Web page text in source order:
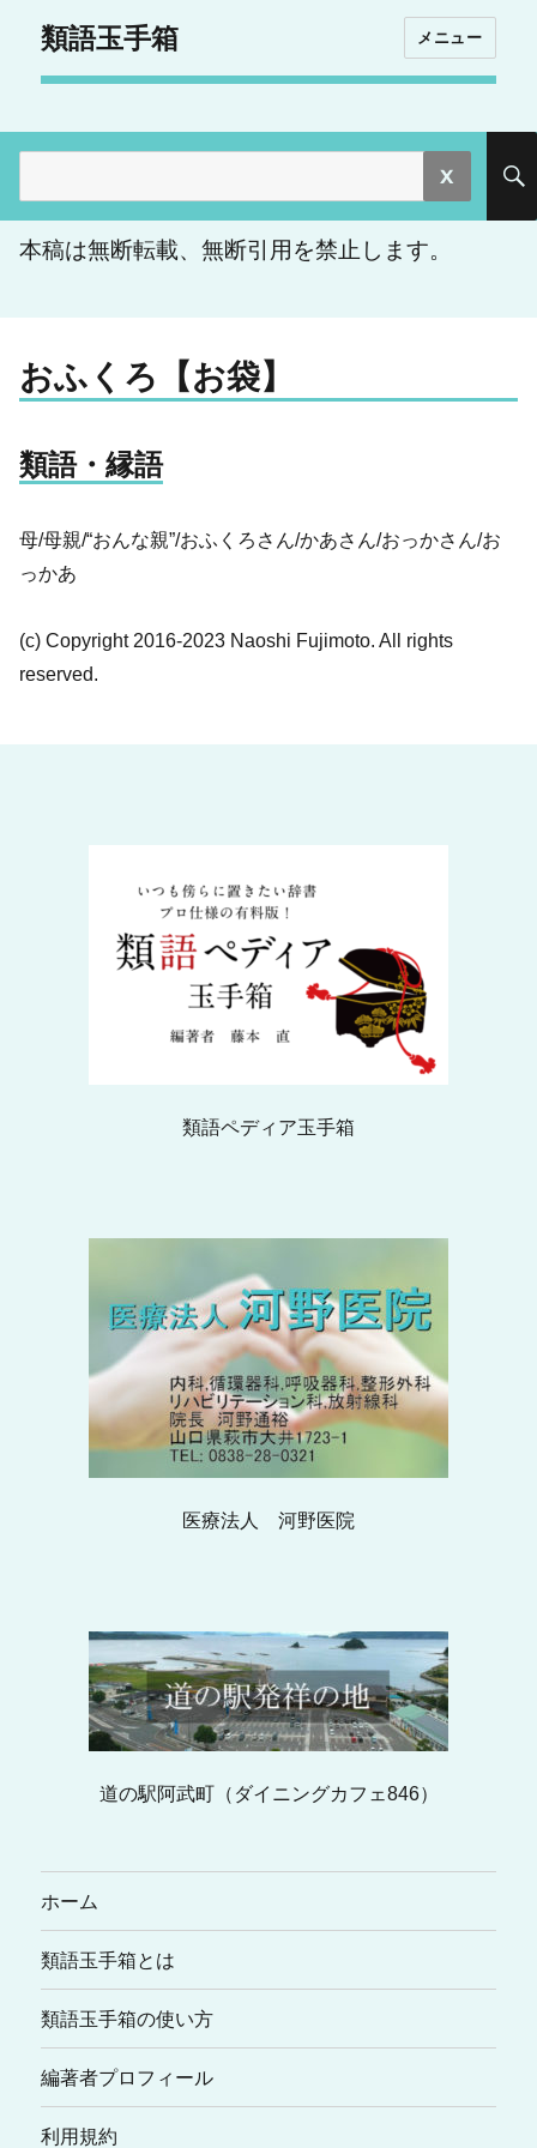
類語玉手箱 メニュー
索:
本稿は無断転載、無断引用を禁止します。
おふくろ【お袋】
類語・縁語
母/母親/“おんな親”/おふくろさん/かあさん/おっかさん/お
っかあ
(c) Copyright 2016-2023 Naoshi Fujimoto. All rights
reserved.
類語ペディア玉手箱
医療法人 河野医院
道の駅阿武町（ダイニングカフェ846）
ホーム
類語玉手箱とは
類語玉手箱の使い方
編著者プロフィール
利用規約